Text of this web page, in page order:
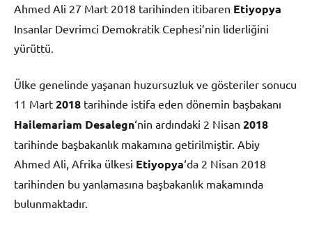
Ahmed Ali 27 Mart 2018 tarihinden itibaren Etiyopya
Insanlar Devrimci Demokratik Cephesi’nin liderliğini
yürüttü.
Ülke genelinde yaşanan huzursuzluk ve gösteriler sonucu
11 Mart 2018 tarihinde istifa eden dönemin başbakanı
Hailemariam Desalegn‘nin ardındaki 2 Nisan 2018
tarihinde başbakanlık makamına getirilmiştir. Abiy
Ahmed Ali, Afrika ülkesi Etiyopya‘da 2 Nisan 2018
tarihinden bu yanlamasına başbakanlık makamında
bulunmaktadır.